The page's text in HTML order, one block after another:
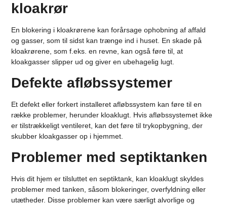
kloakrør
En blokering i kloakrørene kan forårsage ophobning af affald
og gasser, som til sidst kan trænge ind i huset. En skade på
kloakrørene, som f.eks. en revne, kan også føre til, at
kloakgasser slipper ud og giver en ubehagelig lugt.
Defekte afløbssystemer
Et defekt eller forkert installeret afløbssystem kan føre til en
række problemer, herunder kloaklugt. Hvis afløbssystemet ikke
er tilstrækkeligt ventileret, kan det føre til trykopbygning, der
skubber kloakgasser op i hjemmet.
Problemer med septiktanken
Hvis dit hjem er tilsluttet en septiktank, kan kloaklugt skyldes
problemer med tanken, såsom blokeringer, overfyldning eller
utætheder. Disse problemer kan være særligt alvorlige og